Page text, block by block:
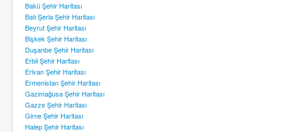
Bakü Şehir Haritası
Batı Şeria Şehir Haritası
Beyrut Şehir Haritası
Bişkek Şehir Haritası
Duşanbe Şehir Haritası
Erbil Şehir Haritası
Erivan Şehir Haritası
Ermenistan Şehir Haritası
Gazimağusa Şehir Haritası
Gazze Şehir Haritası
Girne Şehir Haritası
Halep Şehir Haritası